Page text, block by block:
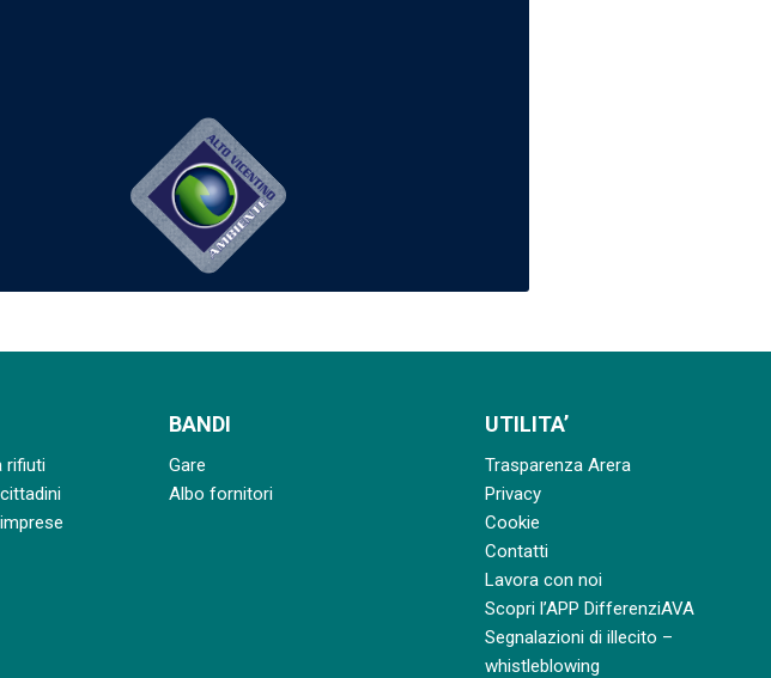
rifiuti
BANDI
Gare
Albo fornitori
UTILITA’
Trasparenza Arera
Privacy
Cookie
Contatti
Lavora con noi
Scopri l’APP DifferenziAVA
Segnalazioni di illecito –
whistleblowing